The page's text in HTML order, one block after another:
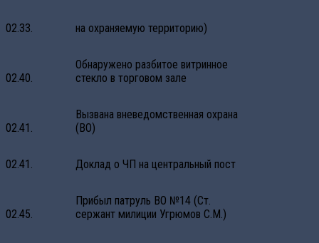
02.33. на охраняемую территорию)
02.40.
Обнаружено разбитое витринное
стекло в торговом зале
02.41.
Вызвана вневедомственная охрана
(ВО)
02.41. Доклад о ЧП на центральный пост
02.45.
Прибыл патруль ВО №14 (Ст.
сержант милиции Угрюмов С.М.)